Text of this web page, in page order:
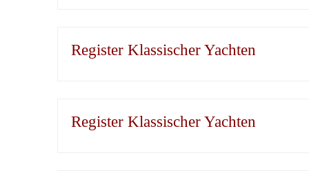
Register Klassischer Yachten
Register Klassischer Yachten